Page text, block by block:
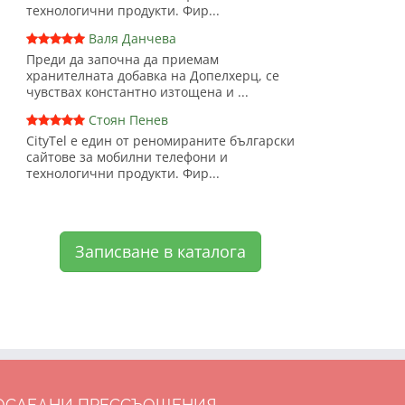
технологични продукти. Фир...
Валя Данчева
Преди да започна да приемам
хранителната добавка на Допелхерц, се
чувствах константно изтощена и ...
Стоян Пенев
CityTel е един от реномираните български
сайтове за мобилни телефони и
технологични продукти. Фир...
Записване в каталога